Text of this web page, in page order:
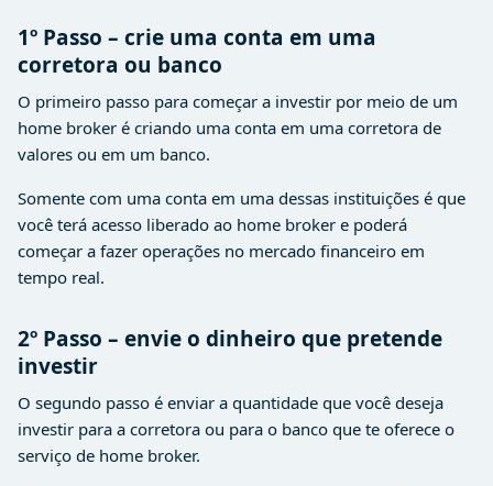
1º Passo – crie uma conta em uma
corretora ou banco
O primeiro passo para começar a investir por meio de um
home broker é criando uma conta em uma corretora de
valores ou em um banco.
Somente com uma conta em uma dessas instituições é que
você terá acesso liberado ao home broker e poderá
começar a fazer operações no mercado financeiro em
tempo real.
2º Passo – envie o dinheiro que pretende
investir
O segundo passo é enviar a quantidade que você deseja
investir para a corretora ou para o banco que te oferece o
serviço de home broker.